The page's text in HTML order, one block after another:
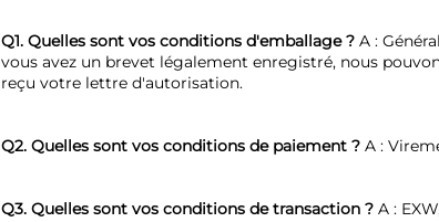
Q1. Quelles sont vos conditions d'emballage ? A :
vous avez un brevet légalement enregistré, nous
reçu votre lettre d'autorisation.
Q2. Quelles sont vos conditions de paiement ? A :
Q3. Quelles sont vos conditions de transaction ? A :